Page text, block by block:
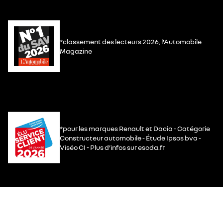
*classement des lecteurs 2026, l’Automobile
Magazine
*pour les marques Renault et Dacia - Catégorie
Constructeur automobile - Étude Ipsos bva -
Viséo CI - Plus d’infos sur escda.fr